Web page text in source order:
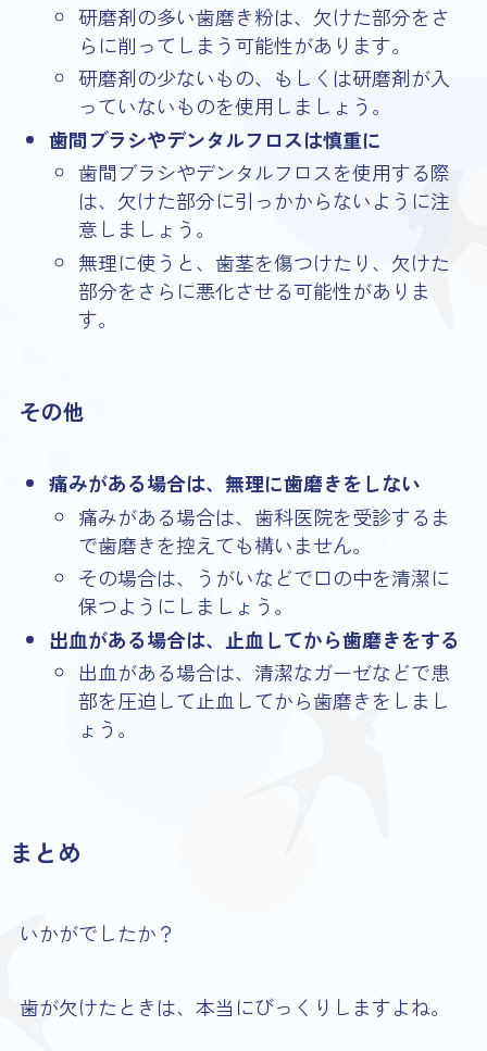
研磨剤の多い歯磨き粉は、欠けた部分をさ
らに削ってしまう可能性があります。
研磨剤の少ないもの、もしくは研磨剤が入
っていないものを使用しましょう。
歯間ブラシやデンタルフロスは慎重に
歯間ブラシやデンタルフロスを使用する際
は、欠けた部分に引っかからないように注
意しましょう。
無理に使うと、歯茎を傷つけたり、欠けた
部分をさらに悪化させる可能性がありま
す。
その他
痛みがある場合は、無理に歯磨きをしない
痛みがある場合は、歯科医院を受診するま
で歯磨きを控えても構いません。
その場合は、うがいなどで口の中を清潔に
保つようにしましょう。
出血がある場合は、止血してから歯磨きをする
出血がある場合は、清潔なガーゼなどで患
部を圧迫して止血してから歯磨きをしまし
ょう。
まとめ
いかがでしたか？
歯が欠けたときは、本当にびっくりしますよね。